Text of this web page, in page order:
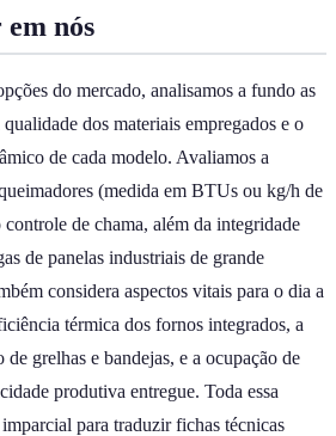
nós
do mercado, analisamos a fundo as
dos materiais empregados e o
de cada modelo. Avaliamos a
(medida em BTUs ou kg/h de
de chama, além da integridade
de panelas industriais de grande
considera aspectos vitais para o dia a
térmica dos fornos integrados, a
grelhas e bandejas, e a ocupação de
produtiva entregue. Toda essa
para traduzir fichas técnicas